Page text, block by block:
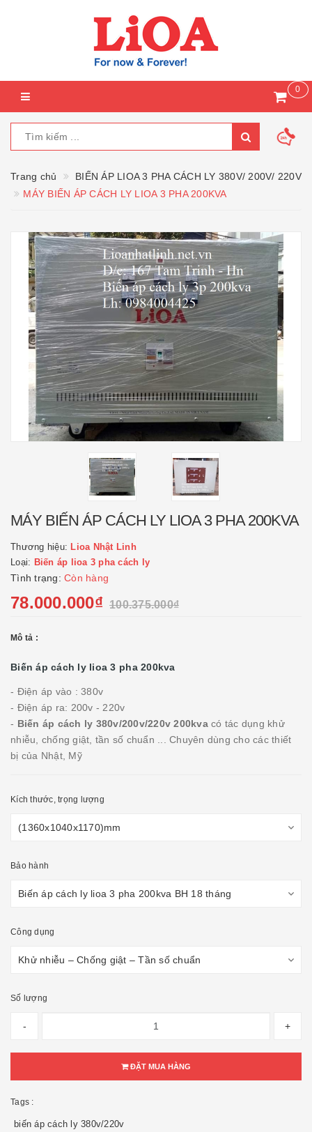
0
Trang chủ
BIẾN ÁP LIOA 3 PHA CÁCH LY 380V/ 200V/ 220V
MÁY BIẾN ÁP CÁCH LY LIOA 3 PHA 200KVA
MÁY BIẾN ÁP CÁCH LY LIOA 3 PHA 200KVA
Thương hiệu: Lioa Nhật Linh
Loại: Biến áp lioa 3 pha cách ly
Tình trạng: Còn hàng
78.000.000₫ 100.375.000₫
Mô tả :
Biến áp cách ly lioa 3 pha 200kva
- Điện áp vào : 380v
- Điện áp ra: 200v - 220v
- Biến áp cách ly 380v/200v/220v 200kva có tác dụng khử
nhiễu, chống giật, tần số chuẩn ... Chuyên dùng cho các thiết
bị của Nhật, Mỹ
Kích thước, trọng lượng
Bảo hành
Công dụng
Số lượng
- +
ĐẶT MUA HÀNG
Tags :
biến áp cách ly 380v/220v